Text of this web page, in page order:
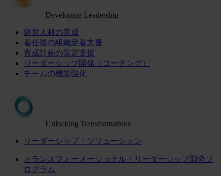
Developing Leadership
経営人材の育成
着任後の組織定着支援
育成計画の策定支援
リーダーシップ開発（コーチング）
チームの機能強化
Unlocking Transformations
リーダーシップ・ソリューション
トランスフォーメーショナル・リーダーシップ開発プ
ログラム